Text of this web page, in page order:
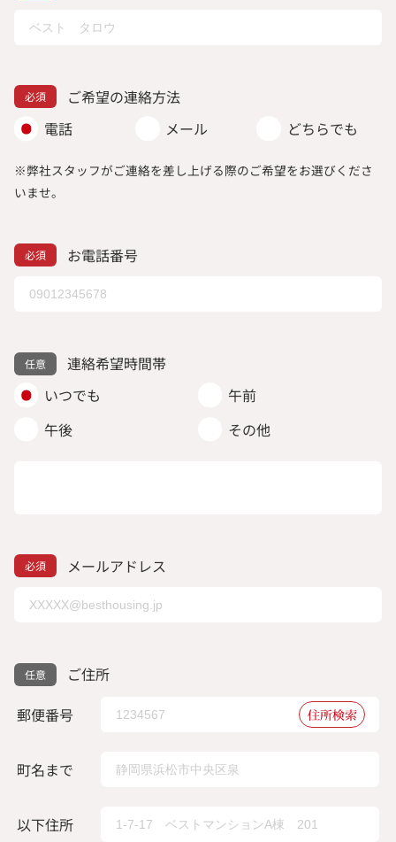
ご希望の連絡方法
電話
メール どちらでも
※弊社スタッフがご連絡を差し上げる際のご希望をお選びくださ
いませ。
お電話番号
連絡希望時間帯
いつでも
午前
午後
その他
メールアドレス
ご住所
郵便番号
住所検索
町名まで
以下住所